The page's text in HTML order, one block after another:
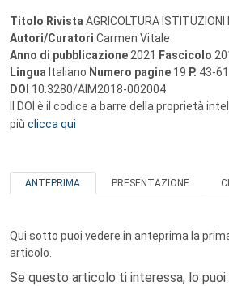
Titolo Rivista AGRICOLTURA ISTITUZIONI
Autori/Curatori Carmen Vitale
Anno di pubblicazione 2021 Fascicolo
Lingua Italiano Numero pagine 19 P. 43-61
DOI 10.3280/AIM2018-002004
Il DOI è il codice a barre della proprietà
più clicca qui
ANTEPRIMA PRESENTAZIONE
Qui sotto puoi vedere in anteprima la
articolo.
Se questo articolo ti interessa, lo puoi